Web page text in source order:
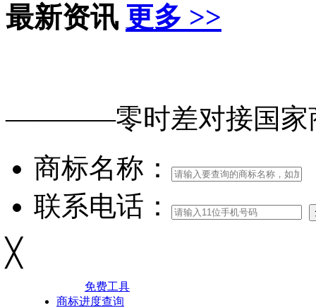
最新资讯 更多 >>
————零时差对接国
商标名称：
联系电话：
╳
免费工具
商标进度查询